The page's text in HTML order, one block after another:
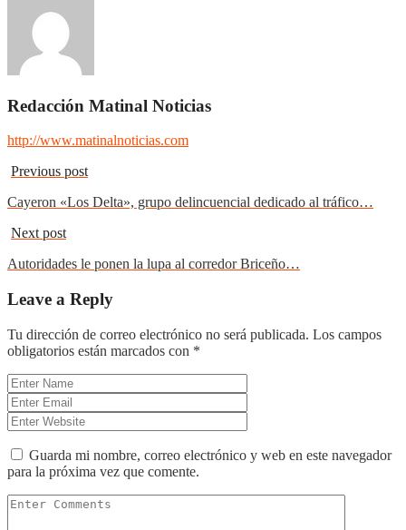
Redacción Matinal Noticias
http://www.matinalnoticias.com
Previous post
Cayeron «Los Delta», grupo delincuencial dedicado al tráfico…
Next post
Autoridades le ponen la lupa al corredor Briceño…
Leave a Reply
Tu dirección de correo electrónico no será publicada. Los campos
obligatorios están marcados con *
Guarda mi nombre, correo electrónico y web en este navegador
para la próxima vez que comente.